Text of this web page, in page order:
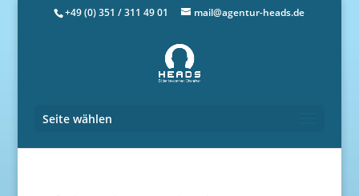
+49 (0) 351 / 311 49 01 mail@agentur-heads.de
Seite wählen